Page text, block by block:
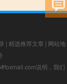
| 精选推荐文章 | 网站地
说明，我们